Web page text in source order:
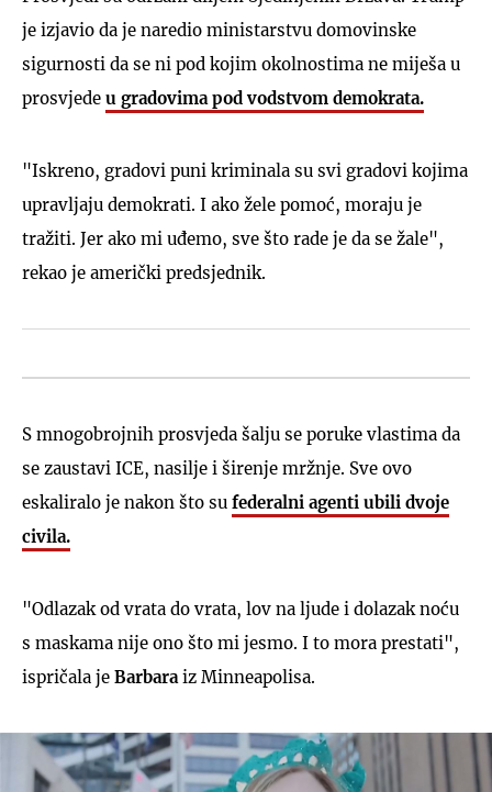
je izjavio da je naredio ministarstvu domovinske
sigurnosti da se ni pod kojim okolnostima ne miješa u
prosvjede u gradovima pod vodstvom demokrata.
"Iskreno, gradovi puni kriminala su svi gradovi kojima
upravljaju demokrati. I ako žele pomoć, moraju je
tražiti. Jer ako mi uđemo, sve što rade je da se žale",
rekao je američki predsjednik.
S mnogobrojnih prosvjeda šalju se poruke vlastima da
se zaustavi ICE, nasilje i širenje mržnje. Sve ovo
eskaliralo je nakon što su federalni agenti ubili dvoje
civila.
"Odlazak od vrata do vrata, lov na ljude i dolazak noću
s maskama nije ono što mi jesmo. I to mora prestati",
ispričala je Barbara iz Minneapolisa.